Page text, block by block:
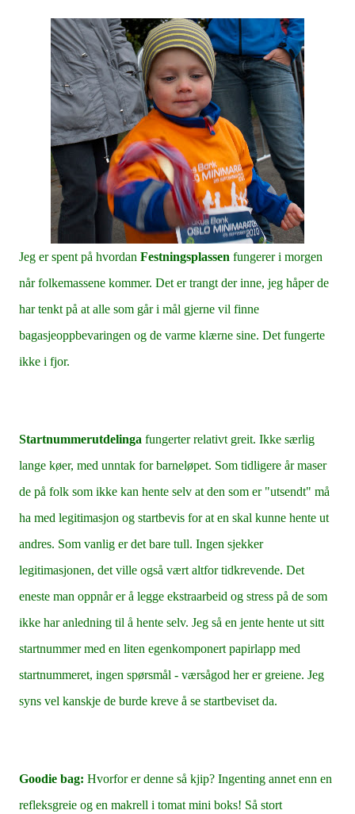
Jeg er spent på hvordan Festningsplassen fungerer i morgen
når folkemassene kommer. Det er trangt der inne, jeg håper de
har tenkt på at alle som går i mål gjerne vil finne
bagasjeoppbevaringen og de varme klærne sine. Det fungerte
ikke i fjor.
Startnummerutdelinga fungerter relativt greit. Ikke særlig
lange køer, med unntak for barneløpet. Som tidligere år maser
de på folk som ikke kan hente selv at den som er "utsendt" må
ha med legitimasjon og startbevis for at en skal kunne hente ut
andres. Som vanlig er det bare tull. Ingen sjekker
legitimasjonen, det ville også vært altfor tidkrevende. Det
eneste man oppnår er å legge ekstraarbeid og stress på de som
ikke har anledning til å hente selv. Jeg så en jente hente ut sitt
startnummer med en liten egenkomponert papirlapp med
startnummeret, ingen spørsmål - værsågod her er greiene. Jeg
syns vel kanskje de burde kreve å se startbeviset da.
Goodie bag: Hvorfor er denne så kjip? Ingenting annet enn en
refleksgreie og en makrell i tomat mini boks! Så stort